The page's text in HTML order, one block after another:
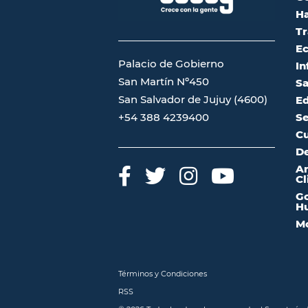
Palacio de Gobierno
San Martín Nº450
San Salvador de Jujuy (4600)
+54 388 4239400
Términos y Condiciones
RSS